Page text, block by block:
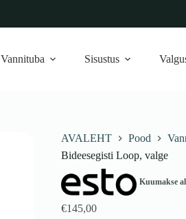
Vannituba Sisustus
AVALEHT Pood
Bideesegisti Loop, valge
Kuumakse
€145,00